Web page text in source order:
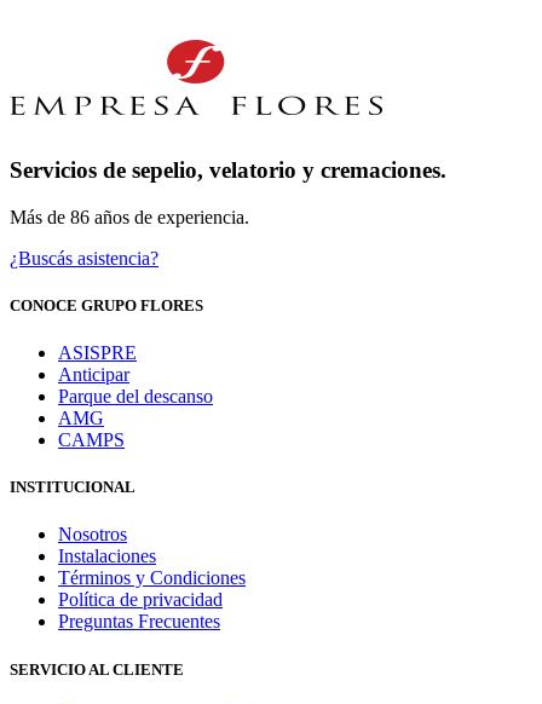
Servicios de sepelio, velatorio y cremaciones.
Más de 86 años de experiencia.
¿Buscás asistencia?
CONOCE GRUPO FLORES
ASISPRE
Anticipar
Parque del descanso
AMG
CAMPS
INSTITUCIONAL
Nosotros
Instalaciones
Términos y Condiciones
Política de privacidad
Preguntas Frecuentes
SERVICIO AL CLIENTE